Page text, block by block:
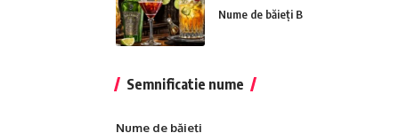
Nume de băieți B
Semnificatie nume
Nume de băieți